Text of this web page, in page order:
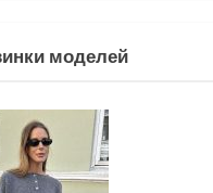
а
и
с
ь
моделей